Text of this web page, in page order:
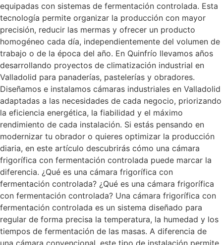
equipadas con sistemas de fermentación controlada. Esta
tecnología permite organizar la producción con mayor
precisión, reducir las mermas y ofrecer un producto
homogéneo cada día, independientemente del volumen de
trabajo o de la época del año. En Quinfrío llevamos años
desarrollando proyectos de climatización industrial en
Valladolid para panaderías, pastelerías y obradores.
Diseñamos e instalamos cámaras industriales en Valladolid
adaptadas a las necesidades de cada negocio, priorizando
la eficiencia energética, la fiabilidad y el máximo
rendimiento de cada instalación. Si estás pensando en
modernizar tu obrador o quieres optimizar la producción
diaria, en este artículo descubrirás cómo una cámara
frigorífica con fermentación controlada puede marcar la
diferencia. ¿Qué es una cámara frigorífica con
fermentación controlada? ¿Qué es una cámara frigorífica
con fermentación controlada? Una cámara frigorífica con
fermentación controlada es un sistema diseñado para
regular de forma precisa la temperatura, la humedad y los
tiempos de fermentación de las masas. A diferencia de
una cámara convencional, este tipo de instalación permite